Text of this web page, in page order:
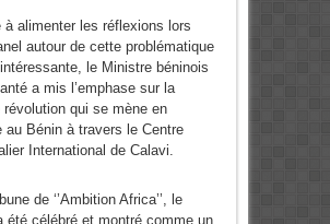
à alimenter les réflexions lors
autour de cette problématique
le Ministre béninois
a mis l’emphase sur la
révolution qui se mène en
au Bénin à travers le Centre
International de Calavi.
de ‘’Ambition Africa’’, le
été célébré et montré comme un